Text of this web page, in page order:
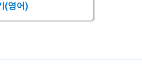
(영어)